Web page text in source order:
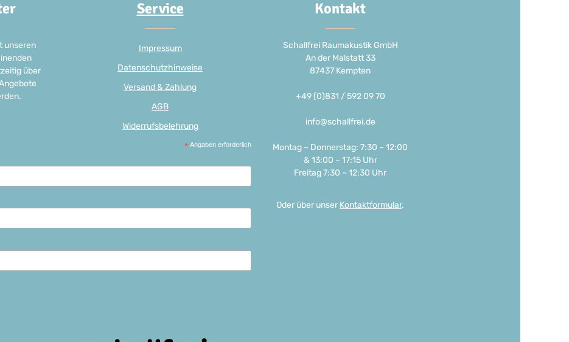
unseren
über
* Angaben erforderlich
Service
Impressum
Datenschutzhinweise
Versand & Zahlung
AGB
Widerrufsbelehrung
Kontakt
Schallfrei Raumakustik GmbH
An der Malstatt 33
87437 Kempten
+49 (0)831 / 592 09 70
info@schallfrei.de
Montag – Donnerstag: 7:30 – 12:00
& 13:00 – 17:15 Uhr
Freitag 7:30 – 12:30 Uhr
Oder über unser Kontaktformular.